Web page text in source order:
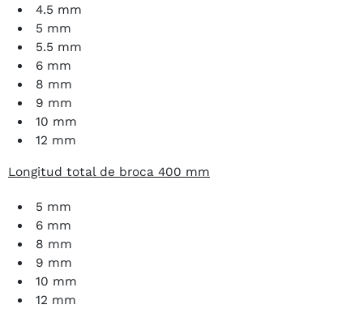
4.5 mm
5 mm
5.5 mm
6 mm
8 mm
9 mm
10 mm
12 mm
Longitud total de broca 400 mm
5 mm
6 mm
8 mm
9 mm
10 mm
12 mm